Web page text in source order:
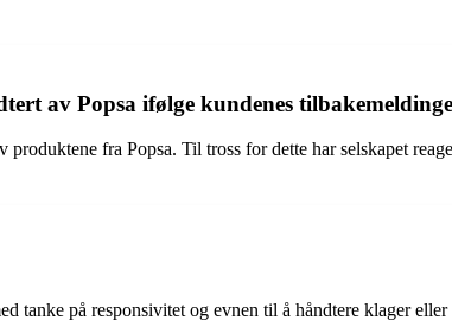
av Popsa ifølge kundenes
fra Popsa. Til tross for dette har selskapet
tanke på responsivitet og evnen til å håndtere klager